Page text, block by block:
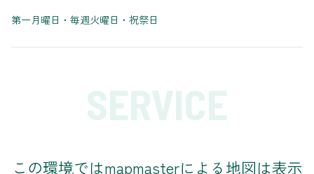
第一月曜日・毎週火曜日・祝祭日
SERVICE
この環境ではmapmasterによる地図は表示